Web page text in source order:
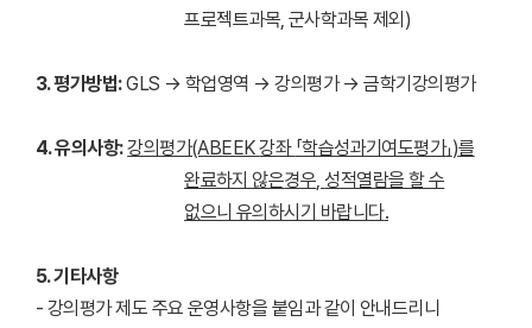
프로젝트과목, 군사학과목 제외)
3. 평가방법:GLS → 학업영역 → 강의평가 → 금학기강의평가
4. 유의사항:강의평가(ABEEK강좌 「학습성과기여도평가」)를
완료하지 않은경우,성적열람을 할 수
없으니 유의하시기 바랍니다.
5. 기타사항
- 강의평가 제도 주요 운영사항을 붙임과 같이 안내드리니